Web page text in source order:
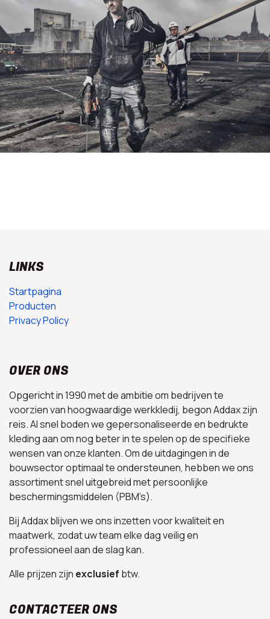
LINKS
Startpagina
Producten
Privacy Policy
OVER ONS
Opgericht in 1990 met de ambitie om bedrijven te
voorzien van hoogwaardige werkkledij, begon Addax zijn
reis. Al snel boden we gepersonaliseerde en bedrukte
kleding aan om nog beter in te spelen op de specifieke
wensen van onze klanten. Om de uitdagingen in de
bouwsector optimaal te ondersteunen, hebben we ons
assortiment snel uitgebreid met persoonlijke
beschermingsmiddelen (PBM’s).
Bij Addax blijven we ons inzetten voor kwaliteit en
maatwerk, zodat uw team elke dag veilig en
professioneel aan de slag kan.
Alle prijzen zijn exclusief btw.
CONTACTEER ONS